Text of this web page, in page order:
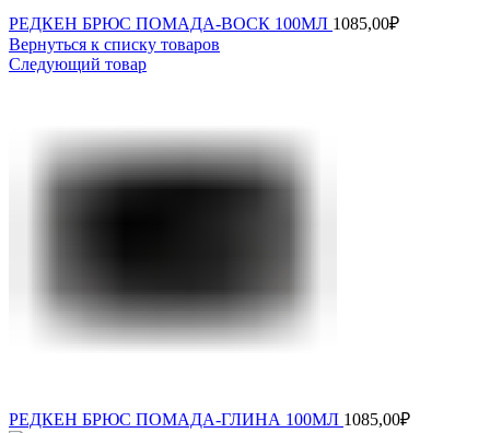
РЕДКЕН БРЮС ПОМАДА-ВОСК 100МЛ 1085,00₽
Вернуться к списку товаров
Следующий товар
РЕДКЕН БРЮС ПОМАДА-ГЛИНА 100МЛ 1085,00₽